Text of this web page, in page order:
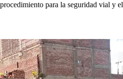
para la seguridad vial y el